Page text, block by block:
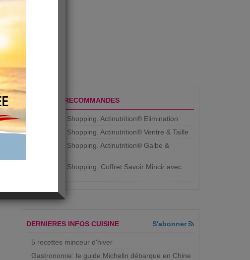
PRODUITS RECOMMANDES
Aujourdhui Shopping. Actinutrition® Elimination
Aujourdhui Shopping. Actinutrition® Ventre & Taille
Aujourdhui Shopping. Actinutrition® Galbe &
Aujourdhui Shopping. ​Coffret Savoir Mincir avec
DERNIERES INFOS CUISINE S'abonner
5 recettes minceur d'hiver
Gastronomie: le guide Michelin débarque en Chine